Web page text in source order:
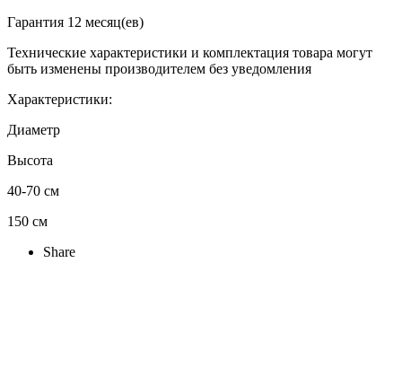
Гарантия 12 месяц(ев)
Технические характеристики и комплектация товара могут
быть изменены производителем без уведомления
Характеристики:
Диаметр
Высота
40-70 см
150 см
Share